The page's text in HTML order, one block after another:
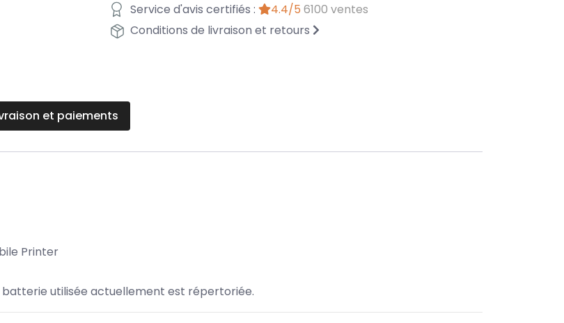
Service d'avis certifiés :
4.4/5 6100 ventes
Conditions de livraison et retours
et paiements
Printer
utilisée actuellement est répertoriée.